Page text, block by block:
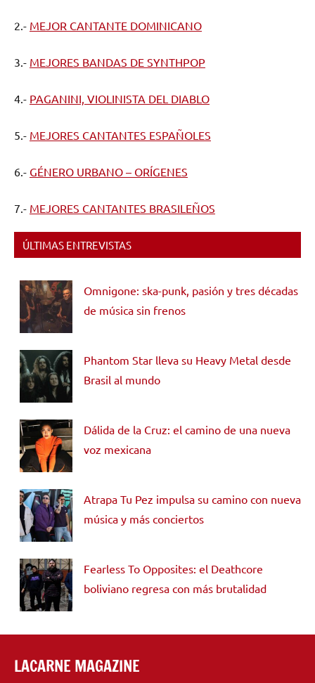
2.- MEJOR CANTANTE DOMINICANO
3.- MEJORES BANDAS DE SYNTHPOP
4.- PAGANINI, VIOLINISTA DEL DIABLO
5.- MEJORES CANTANTES ESPAÑOLES
6.- GÉNERO URBANO – ORÍGENES
7.- MEJORES CANTANTES BRASILEÑOS
ÚLTIMAS ENTREVISTAS
Omnigone: ska-punk, pasión y tres décadas
de música sin frenos
Phantom Star lleva su Heavy Metal desde
Brasil al mundo
Dálida de la Cruz: el camino de una nueva
voz mexicana
Atrapa Tu Pez impulsa su camino con nueva
música y más conciertos
Fearless To Opposites: el Deathcore
boliviano regresa con más brutalidad
LACARNE MAGAZINE